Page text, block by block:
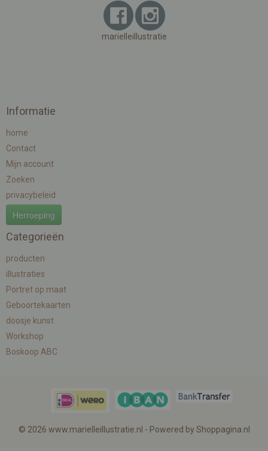
marielleillustratie
Informatie
home
Contact
Mijn account
Zoeken
privacybeleid
Herroeping
Categorieën
producten
illustraties
Portret op maat
Geboortekaarten
doosje kunst
Workshop
Boskoop ABC
© 2026 www.marielleillustratie.nl - Powered by Shoppagina.nl